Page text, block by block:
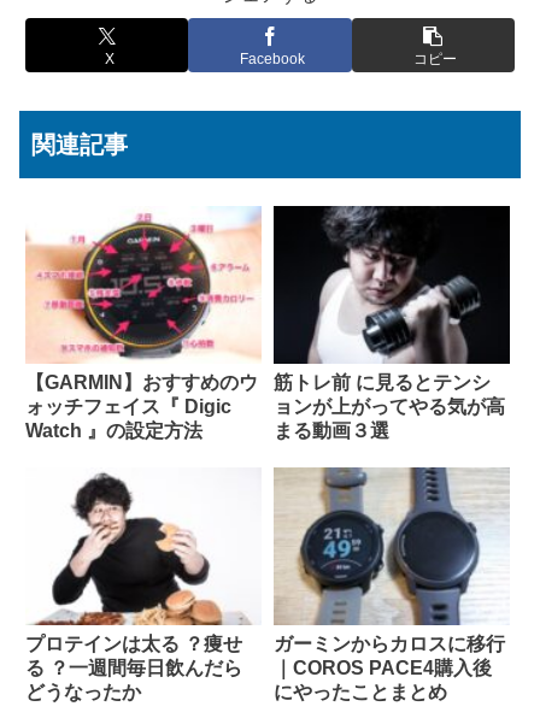
X Facebook コピー
関連記事
【GARMIN】おすすめのウ
ォッチフェイス『 Digic
Watch 』の設定方法
筋トレ前 に見るとテンシ
ョンが上がってやる気が高
まる動画３選
プロテインは太る ？痩せ
る ？一週間毎日飲んだら
どうなったか
ガーミンからカロスに移行
｜COROS PACE4購入後
にやったことまとめ